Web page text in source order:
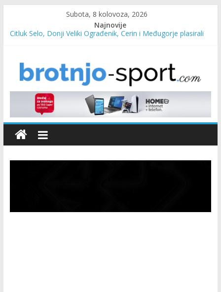
Subota, 8 kolovoza, 2026
Najnovije
Čitluk Selo, Donji Veliki Ograđenik, Čerin i Međugorje plasirali
Marin Čilić napredovao na ATP ljestvici
Poznati polufinalisti MNL MZ općine Čitluk – Brotnjo 2026.
Predsjednica Vlade Marija Buhač, ministar Ivo Bevanda i
načelnik Marin Radišić čestitali organizatoricama na realizaciji
sportsko edukativnog kampa “Izlazi vani”